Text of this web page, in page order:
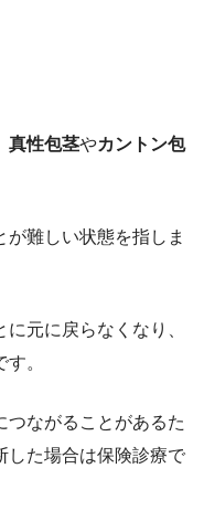
真性包茎やカントン包
難しい状態を指しま
元に戻らなくなり、
。
つながることがあるた
した場合は保険診療で